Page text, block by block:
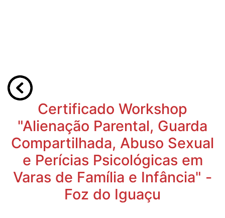
Certificado Workshop
"Alienação Parental, Guarda
Compartilhada, Abuso Sexual
e Perícias Psicológicas em
Varas de Família e Infância" -
Foz do Iguaçu